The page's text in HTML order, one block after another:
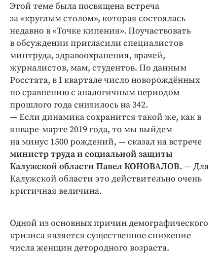
Этой теме была посвящена встреча
за «круглым столом», которая состоялась
недавно в «Точке кипения». Поучаствовать
в обсуждении пригласили специалистов
минтруда, здравоохранения, врачей,
журналистов, мам, студентов. По данным
Росстата, в I квартале число новорождённых
по сравнению с аналогичным периодом
прошлого года снизилось на 342.
— Если динамика сохранится такой же, как в
январе-марте 2019 года, то мы выйдем
на минус 1500 рождений, — ​сказал на встрече
министр труда и социальной защиты
Калужской области Павел КОНОВАЛОВ. — ​Для
Калужской области это действительно очень
критичная величина.
Одной из основных причин демографического
кризиса является существенное снижение
числа женщин детородного возраста.